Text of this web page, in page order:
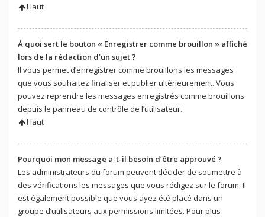
Haut
À quoi sert le bouton « Enregistrer comme brouillon » affiché
lors de la rédaction d’un sujet ?
Il vous permet d’enregistrer comme brouillons les messages
que vous souhaitez finaliser et publier ultérieurement. Vous
pouvez reprendre les messages enregistrés comme brouillons
depuis le panneau de contrôle de l’utilisateur.
Haut
Pourquoi mon message a-t-il besoin d’être approuvé ?
Les administrateurs du forum peuvent décider de soumettre à
des vérifications les messages que vous rédigez sur le forum. Il
est également possible que vous ayez été placé dans un
groupe d’utilisateurs aux permissions limitées. Pour plus